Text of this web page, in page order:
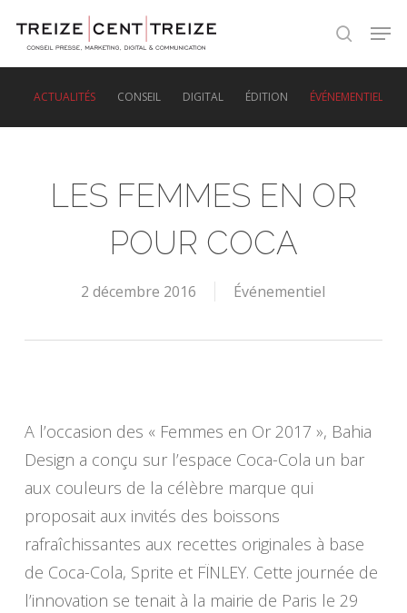
search
ACTUALITÉS CONSEIL DIGITAL ÉDITION ÉVÉNEMENTIEL
LES FEMMES EN OR
POUR COCA
2 décembre 2016 Événementiel
A l’occasion des « Femmes en Or 2017 », Bahia
Design a conçu sur l’espace Coca-Cola un bar
aux couleurs de la célèbre marque qui
proposait aux invités des boissons
rafraîchissantes aux recettes originales à base
de Coca-Cola, Sprite et FÏNLEY. Cette journée de
l’innovation se tenait à la mairie de Paris le 29